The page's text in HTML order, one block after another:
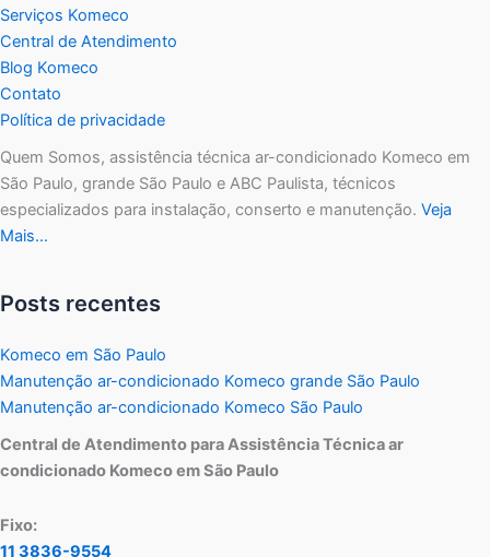
Serviços Komeco
Central de Atendimento
Blog Komeco
Contato
Política de privacidade
Quem Somos, assistência técnica ar-condicionado Komeco em
São Paulo, grande São Paulo e ABC Paulista, técnicos
especializados para instalação, conserto e manutenção. Veja
Mais…
Posts recentes
Komeco em São Paulo
Manutenção ar-condicionado Komeco grande São Paulo
Manutenção ar-condicionado Komeco São Paulo
Central de Atendimento para Assistência Técnica ar
condicionado Komeco em São Paulo
Fixo:
11 3836-9554